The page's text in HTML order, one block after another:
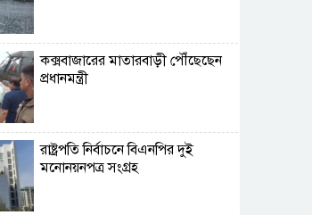
কক্সবাজারের মাতারবাড়ী পৌঁছেছেন
প্রধানমন্ত্রী
রাষ্ট্রপতি নির্বাচনে বিএনপির দুই
মনোনয়নপত্র সংগ্রহ